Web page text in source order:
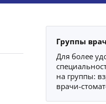
Группы
Для более
на группы:
врачи-